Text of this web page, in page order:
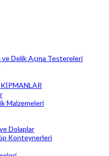
ve Delik Açma Testereleri
Malzemeleri
Dolaplar
Konteynerleri